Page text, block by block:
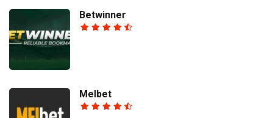
Betwinner
Melbet